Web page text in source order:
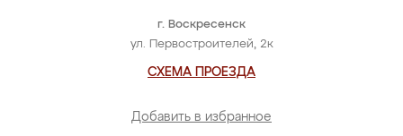
г. Воскресенск
ул. Первостроителей, 2к
СХЕМА ПРОЕЗДА
Добавить в избранное